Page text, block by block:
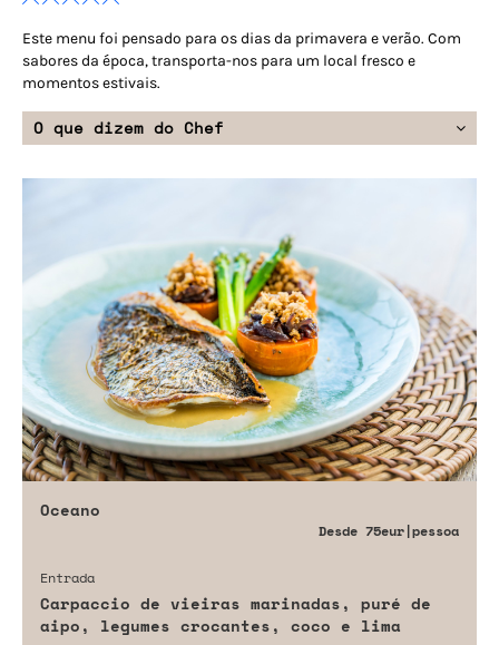
Este menu foi pensado para os dias da primavera e verão. Com
sabores da época, transporta-nos para um local fresco e
momentos estivais.
O que dizem do Chef
Oceano
Desde 75eur|pessoa
Entrada
Carpaccio de vieiras marinadas, puré de
aipo, legumes crocantes, coco e lima